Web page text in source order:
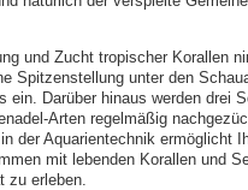
und Zucht tropischer Korallen
Spitzenstellung unter den
ein. Darüber hinaus werden drei
Arten regelmäßig
der Aquarientechnik ermöglicht
mit lebenden Korallen und
zu erleben.